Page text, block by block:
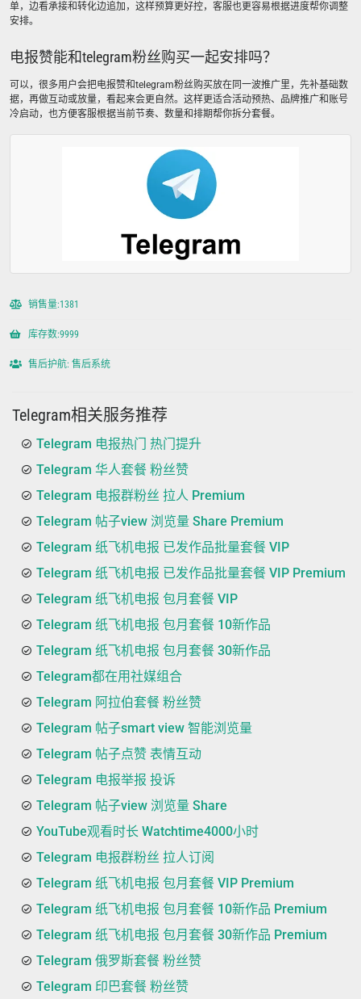
单，边看承接和转化边追加，这样预算更好控，客服也更容易根据进度帮你调整
安排。
电报赞能和telegram粉丝购买一起安排吗？
可以，很多用户会把电报赞和telegram粉丝购买放在同一波推广里，先补基础数
据，再做互动或放量，看起来会更自然。这样更适合活动预热、品牌推广和账号
冷启动，也方便客服根据当前节奏、数量和排期帮你拆分套餐。
销售量:1381
库存数:9999
售后护航: 售后系统
Telegram相关服务推荐
Telegram 电报热门 热门提升
Telegram 华人套餐 粉丝赞
Telegram 电报群粉丝 拉人 Premium
Telegram 帖子view 浏览量 Share Premium
Telegram 纸飞机电报 已发作品批量套餐 VIP
Telegram 纸飞机电报 已发作品批量套餐 VIP Premium
Telegram 纸飞机电报 包月套餐 VIP
Telegram 纸飞机电报 包月套餐 10新作品
Telegram 纸飞机电报 包月套餐 30新作品
Telegram都在用社媒组合
Telegram 阿拉伯套餐 粉丝赞
Telegram 帖子smart view 智能浏览量
Telegram 帖子点赞 表情互动
Telegram 电报举报 投诉
Telegram 帖子view 浏览量 Share
YouTube观看时长 Watchtime4000小时
Telegram 电报群粉丝 拉人订阅
Telegram 纸飞机电报 包月套餐 VIP Premium
Telegram 纸飞机电报 包月套餐 10新作品 Premium
Telegram 纸飞机电报 包月套餐 30新作品 Premium
Telegram 俄罗斯套餐 粉丝赞
Telegram 印巴套餐 粉丝赞